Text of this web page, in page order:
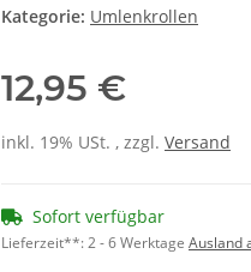
Kategorie: Umlenkrollen
12,95 €
inkl. 19% USt. , zzgl. Versand
Sofort verfügbar
Lieferzeit**:2 - 6 Werktage Ausland